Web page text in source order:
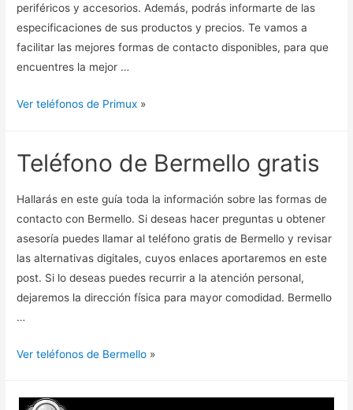
periféricos y accesorios. Además, podrás informarte de las
especificaciones de sus productos y precios. Te vamos a
facilitar las mejores formas de contacto disponibles, para que
encuentres la mejor …
Ver teléfonos de Primux »
Teléfono de Bermello gratis
Hallarás en este guía toda la información sobre las formas de
contacto con Bermello. Si deseas hacer preguntas u obtener
asesoría puedes llamar al teléfono gratis de Bermello y revisar
las alternativas digitales, cuyos enlaces aportaremos en este
post. Si lo deseas puedes recurrir a la atención personal,
dejaremos la dirección física para mayor comodidad. Bermello
…
Ver teléfonos de Bermello »